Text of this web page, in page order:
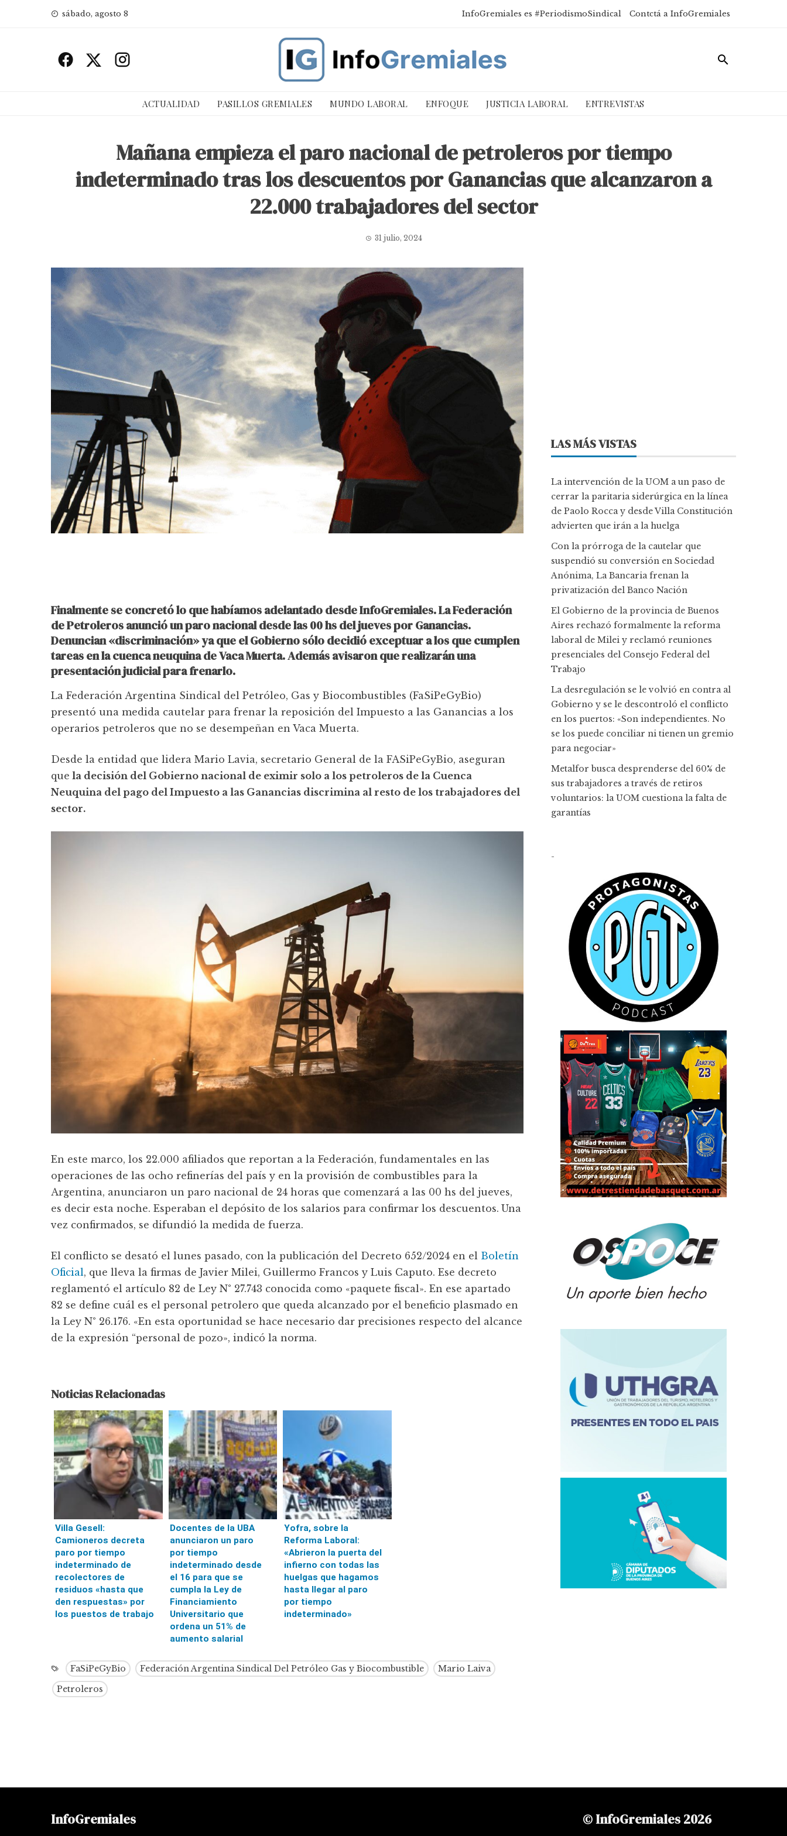
sábado, agosto 8 InfoGremiales es #PeriodismoSindical Contctá a InfoGremiales
ACTUALIDAD PASILLOS GREMIALES MUNDO LABORAL ENFOQUE JUSTICIA LABORAL ENTREVISTAS
Mañana empieza el paro nacional de petroleros por tiempo
indeterminado tras los descuentos por Ganancias que alcanzaron a
22.000 trabajadores del sector
31 julio, 2024
Finalmente se concretó lo que habíamos adelantado desde InfoGremiales. La Federación
de Petroleros anunció un paro nacional desde las 00 hs del jueves por Ganancias.
Denuncian «discriminación» ya que el Gobierno sólo decidió exceptuar a los que cumplen
tareas en la cuenca neuquina de Vaca Muerta. Además avisaron que realizarán una
presentación judicial para frenarlo.
La Federación Argentina Sindical del Petróleo, Gas y Biocombustibles (FaSiPeGyBio)
presentó una medida cautelar para frenar la reposición del Impuesto a las Ganancias a los
operarios petroleros que no se desempeñan en Vaca Muerta.
Desde la entidad que lidera Mario Lavia, secretario General de la FASiPeGyBio, aseguran
que la decisión del Gobierno nacional de eximir solo a los petroleros de la Cuenca
Neuquina del pago del Impuesto a las Ganancias discrimina al resto de los trabajadores del
sector.
En este marco, los 22.000 afiliados que reportan a la Federación, fundamentales en las
operaciones de las ocho refinerías del país y en la provisión de combustibles para la
Argentina, anunciaron un paro nacional de 24 horas que comenzará a las 00 hs del jueves,
es decir esta noche. Esperaban el depósito de los salarios para confirmar los descuentos. Una
vez confirmados, se difundió la medida de fuerza.
El conflicto se desató el lunes pasado, con la publicación del Decreto 652/2024 en el Boletín
Oficial, que lleva la firmas de Javier Milei, Guillermo Francos y Luis Caputo. Ese decreto
reglamentó el artículo 82 de Ley N° 27.743 conocida como «paquete fiscal». En ese apartado
82 se define cuál es el personal petrolero que queda alcanzado por el beneficio plasmado en
la Ley N° 26.176. «En esta oportunidad se hace necesario dar precisiones respecto del alcance
de la expresión “personal de pozo», indicó la norma.
Noticias Relacionadas
Villa Gesell:
Camioneros decreta
paro por tiempo
indeterminado de
recolectores de
residuos «hasta que
den respuestas» por
los puestos de trabajo
Docentes de la UBA
anunciaron un paro
por tiempo
indeterminado desde
el 16 para que se
cumpla la Ley de
Financiamiento
Universitario que
ordena un 51% de
aumento salarial
Yofra, sobre la
Reforma Laboral:
«Abrieron la puerta del
infierno con todas las
huelgas que hagamos
hasta llegar al paro
por tiempo
indeterminado»
FaSiPeGyBio Federación Argentina Sindical Del Petróleo Gas y Biocombustible
Mario Laiva
Petroleros
LAS MÁS VISTAS
La intervención de la UOM a un paso de
cerrar la paritaria siderúrgica en la línea
de Paolo Rocca y desde Villa Constitución
advierten que irán a la huelga
Con la prórroga de la cautelar que
suspendió su conversión en Sociedad
Anónima, La Bancaria frenan la
privatización del Banco Nación
El Gobierno de la provincia de Buenos
Aires rechazó formalmente la reforma
laboral de Milei y reclamó reuniones
presenciales del Consejo Federal del
Trabajo
La desregulación se le volvió en contra al
Gobierno y se le descontroló el conflicto
en los puertos: «Son independientes. No
se los puede conciliar ni tienen un gremio
para negociar»
Metalfor busca desprenderse del 60% de
sus trabajadores a través de retiros
voluntarios: la UOM cuestiona la falta de
garantías
-
InfoGremiales © InfoGremiales 2026